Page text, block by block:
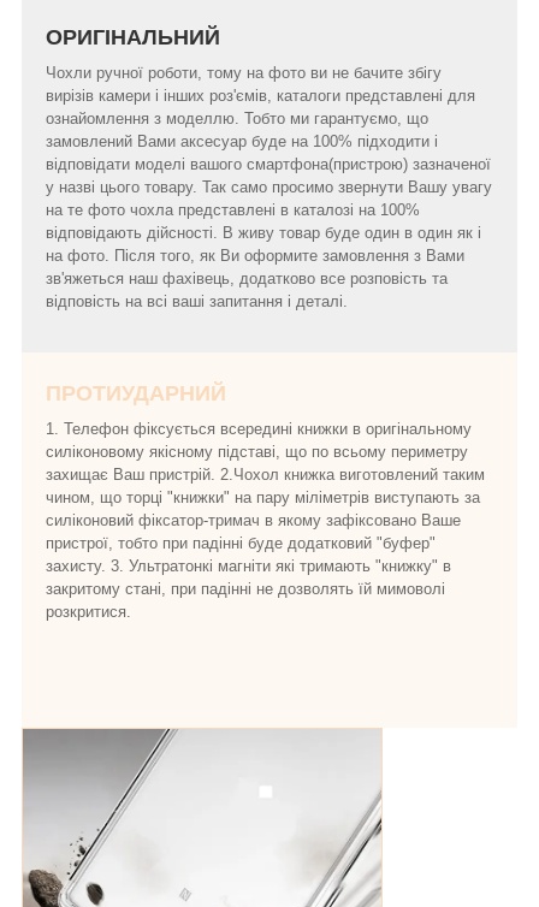
ОРИГІНАЛЬНИЙ
Чохли ручної роботи, тому на фото ви не бачите збігу
вирізів камери і інших роз'ємів, каталоги представлені для
ознайомлення з моделлю. Тобто ми гарантуємо, що
замовлений Вами аксесуар буде на 100% підходити і
відповідати моделі вашого смартфона(пристрою) зазначеної
у назві цього товару. Так само просимо звернути Вашу увагу
на те фото чохла представлені в каталозі на 100%
відповідають дійсності. В живу товар буде один в один як і
на фото. Після того, як Ви оформите замовлення з Вами
зв'яжеться наш фахівець, додатково все розповість та
відповість на всі ваші запитання і деталі.
ПРОТИУДАРНИЙ
1. Телефон фіксується всередині книжки в оригінальному
силіконовому якісному підставі, що по всьому периметру
захищає Ваш пристрій. 2.Чохол книжка виготовлений таким
чином, що торці "книжки" на пару міліметрів виступають за
силіконовий фіксатор-тримач в якому зафіксовано Ваше
пристрої, тобто при падінні буде додатковий "буфер"
захисту. 3. Ультратонкі магніти які тримають "книжку" в
закритому стані, при падінні не дозволять їй мимоволі
розкритися.